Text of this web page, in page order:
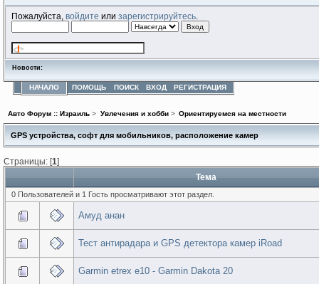
Пожалуйста,войдите илизарегистрируйтесь
Новости:
НАЧАЛО ПОМОЩЬ ПОИСК ВХОД РЕГИСТРАЦИЯ
Авто Форум :: Израиль > Увлечения и хобби> Ориентируемся на местности
GPS устройства, софт для мобильников, расположение камер
Страницы: [1]
Тема
0 Пользователей и 1 Гость просматривают этот раздел.
Амуд анан
Тест антирадарa и GPS детектора камер iRoad
Garmin etrex e10 - Garmin Dakota 20